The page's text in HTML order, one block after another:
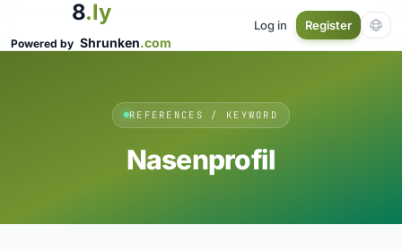
8.ly
Powered by Shrunken.com
Log in Register
REFERENCES / KEYWORD
Nasenprofil